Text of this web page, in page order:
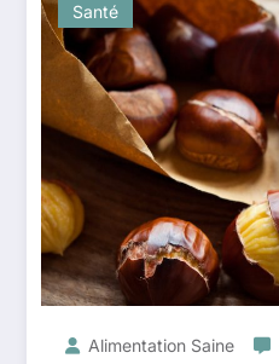
Santé
Alimentation Saine